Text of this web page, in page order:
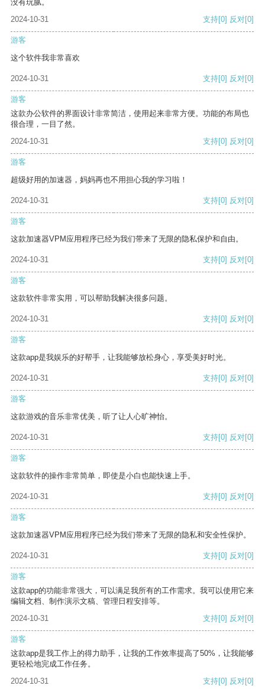
没有玩腻。
2024-10-31
支持[0] 反对[0]
游客
这个软件我非常喜欢
2024-10-31 支持[0] 反对[0]
游客
这款办公软件的界面设计非常简洁，使用起来非常方便。功能的布局也
很合理，一目了然。
2024-10-31
支持[0] 反对[0]
游客
超级好用的加速器，妈妈再也不用担心我的学习啦！
2024-10-31 支持[0] 反对[0]
游客
这款加速器VPM应用程序已经为我们带来了无限的隐私保护和自由。
2024-10-31 支持[0] 反对[0]
游客
这款软件非常实用，可以帮助我解决很多问题。
2024-10-31 支持[0] 反对[0]
游客
这款app是我娱乐的好帮手，让我能够放松身心，享受美好时光。
2024-10-31 支持[0] 反对[0]
游客
这款游戏的音乐非常优美，听了让人心旷神怡。
2024-10-31 支持[0] 反对[0]
游客
这款软件的操作非常简单，即使是小白也能快速上手。
2024-10-31 支持[0] 反对[0]
游客
这款加速器VPM应用程序已经为我们带来了无限的隐私和安全性保护。
2024-10-31 支持[0] 反对[0]
游客
这款app的功能非常强大，可以满足我所有的工作需求。我可以使用它来
编辑文档、制作演示文稿、管理日程安排等。
2024-10-31
支持[0] 反对[0]
游客
这款app是我工作上的得力助手，让我的工作效率提高了50%，让我能够
更轻松地完成工作任务。
2024-10-31
支持[0] 反对[0]